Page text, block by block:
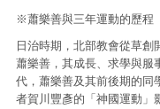
※蕭樂善與三年運動的歷程
日治時期，北部教會從草
蕭樂善，其成長、求學與服
代，蕭樂善及其前後期的同
者賀川豐彥的「神國運動」